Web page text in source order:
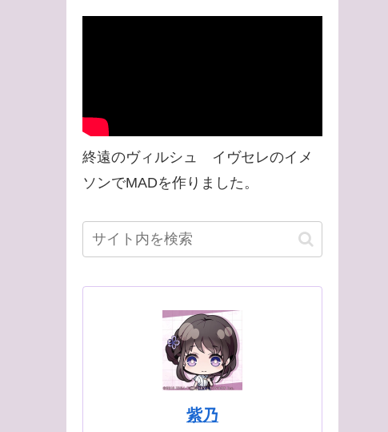
終遠のヴィルシュ イヴセレのイメ
ソンでMADを作りました。
紫乃